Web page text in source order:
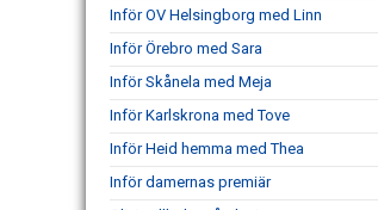
Inför OV Helsingborg med Linn
Inför Örebro med Sara
Inför Skånela med Meja
Inför Karlskrona med Tove
Inför Heid hemma med Thea
Inför damernas premiär